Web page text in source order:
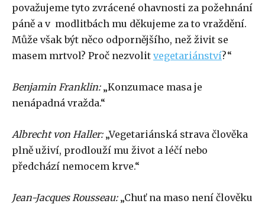
považujeme tyto zvrácené ohavnosti za požehnání
páně a v modlitbách mu děkujeme za to vraždění.
Může však být něco odpornějšího, než živit se
masem mrtvol? Proč nezvolit vegetariánství?“
Benjamin Franklin: „Konzumace masa je
nenápadná vražda.“
Albrecht von Haller:„Vegetariánská strava člověka
plně uživí, prodlouží mu život a léčí nebo
předchází nemocem krve.“
Jean-Jacques Rousseau:„Chuť na maso není člověku